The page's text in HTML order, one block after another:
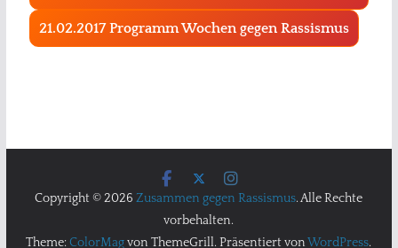
21.02.2017 Programm Wochen gegen Rassismus
Copyright © 2026Zusammen gegen Rassismus. Alle Rechte
vorbehalten.
Theme:ColorMagvon ThemeGrill. Präsentiert vonWordPress.